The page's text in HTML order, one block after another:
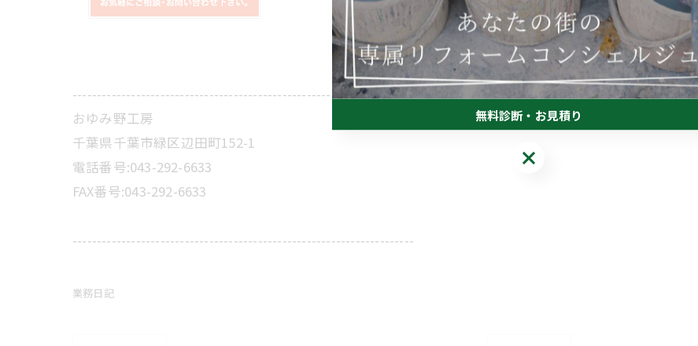
----------------------------------------------------------------------
おゆみ野工房
千葉県千葉市緑区辺田町152-1
電話番号:043-292-6633
FAX番号:043-292-6633
----------------------------------------------------------------------
業務日記
無料診断・お見積り
無料診断・お見積り